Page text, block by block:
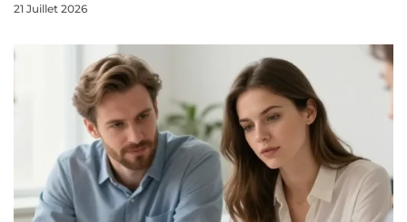
21 Juillet 2026